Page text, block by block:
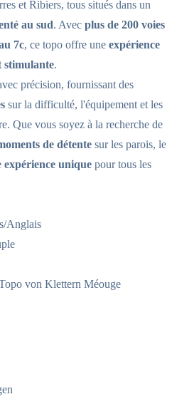
et Ribiers, tous situés dans un
au sud. Avec plus de 200 voies
7c, ce topo offre une expérience
stimulante.
précision, fournissant des
sur la difficulté, l'équipement et les
Que vous soyez à la recherche de
de détente sur les parois, le
expérience unique pour tous les
Anglais
von Klettern Méouge